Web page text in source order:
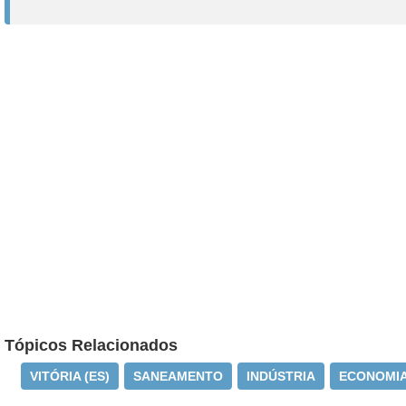
Tópicos Relacionados
VITÓRIA (ES) SANEAMENTO INDÚSTRIA